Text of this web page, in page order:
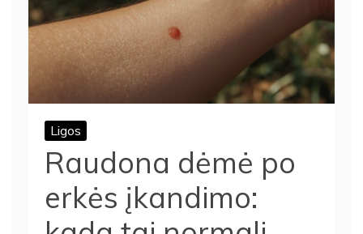
Ligos
Raudona dėmė po
erkės įkandimo: